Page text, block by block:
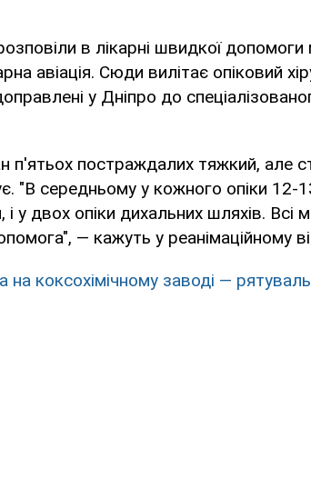
в лікарні швидкої
авіація. Сюди вилітає опіковий
у Дніпро до
п'ятьох постраждалих тяжкий, але
"В середньому у кожного опіки 12-
у двох опіки дихальних шляхів. Всі
— кажуть у реанімаційному
на коксохімічному заводі —